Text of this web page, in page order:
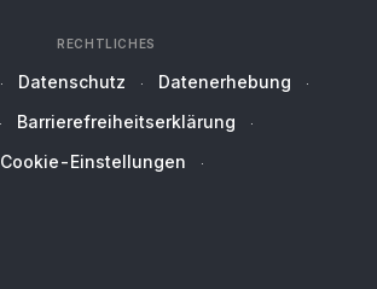
RECHTLICHES
Datenschutz
Datenerhebung
Barrierefreiheitserklärung
Cookie-Einstellungen